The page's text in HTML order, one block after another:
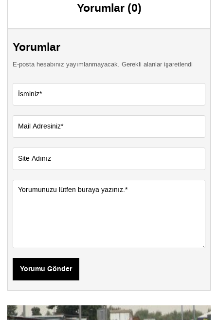
Yorumlar (0)
Yorumlar
E-posta hesabınız yayımlanmayacak. Gerekli alanlar işaretlendi
Yorumu Gönder